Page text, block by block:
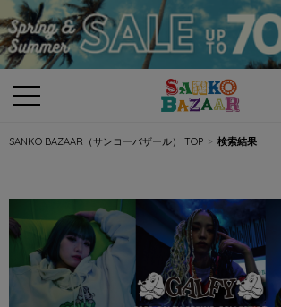
SANKO BAZAAR（サンコーバザール） TOP 検索結果